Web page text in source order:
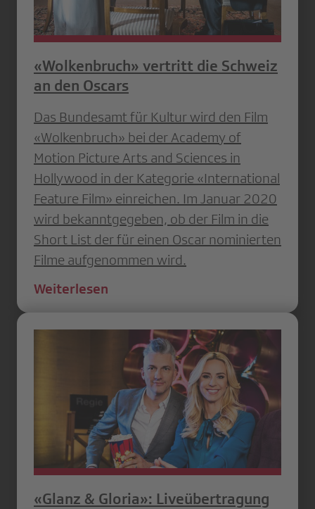
«Wolkenbruch» vertritt die Schweiz
an den Oscars
Das Bundesamt für Kultur wird den Film
«Wolkenbruch» bei der Academy of
Motion Picture Arts and Sciences in
Hollywood in der Kategorie «International
Feature Film» einreichen. Im Januar 2020
wird bekanntgegeben, ob der Film in die
Short List der für einen Oscar nominierten
Filme aufgenommen wird.
Weiterlesen
«Glanz & Gloria»: Liveübertragung